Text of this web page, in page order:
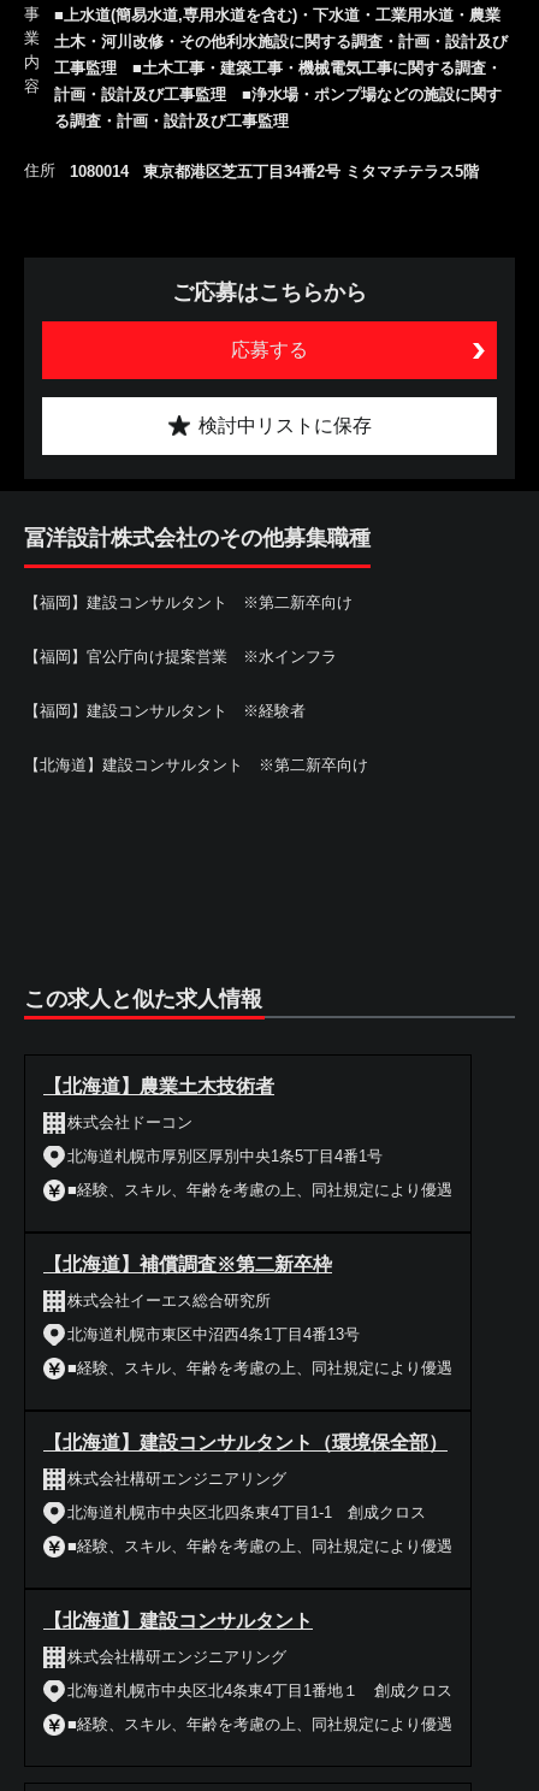
事
業
内
容
■上水道(簡易水道,専用水道を含む)・下水道・工業用水道・農業
土木・河川改修・その他利水施設に関する調査・計画・設計及び
工事監理 ■土木工事・建築工事・機械電気工事に関する調査・
計画・設計及び工事監理 ■浄水場・ポンプ場などの施設に関す
る調査・計画・設計及び工事監理
住所 1080014 東京都港区芝五丁目34番2号 ミタマチテラス5階
ご応募はこちらから
応募する
検討中リストに保存
冨洋設計株式会社のその他募集職種
【福岡】建設コンサルタント ※第二新卒向け
【福岡】官公庁向け提案営業 ※水インフラ
【福岡】建設コンサルタント ※経験者
【北海道】建設コンサルタント ※第二新卒向け
この求人と似た求人情報
【北海道】農業土木技術者
株式会社ドーコン
北海道札幌市厚別区厚別中央1条5丁目4番1号
■経験、スキル、年齢を考慮の上、同社規定により優遇
【北海道】補償調査※第二新卒枠
株式会社イーエス総合研究所
北海道札幌市東区中沼西4条1丁目4番13号
■経験、スキル、年齢を考慮の上、同社規定により優遇
【北海道】建設コンサルタント（環境保全部）
株式会社構研エンジニアリング
北海道札幌市中央区北四条東4丁目1-1 創成クロス
■経験、スキル、年齢を考慮の上、同社規定により優遇
【北海道】建設コンサルタント
株式会社構研エンジニアリング
北海道札幌市中央区北4条東4丁目1番地１ 創成クロス
■経験、スキル、年齢を考慮の上、同社規定により優遇